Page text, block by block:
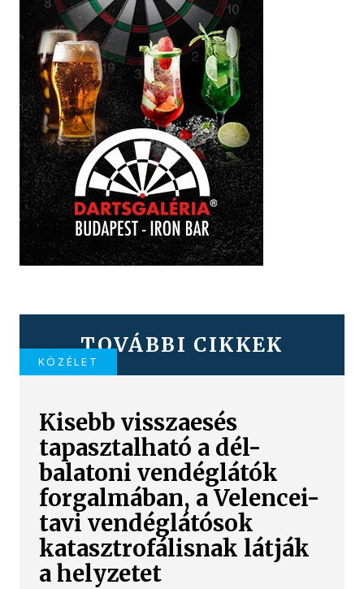
TOVÁBBI CIKKEK
KÖZÉLET
Kisebb visszaesés
tapasztalható a dél-
balatoni vendéglátók
forgalmában, a Velencei-
tavi vendéglátósok
katasztrofálisnak látják
a helyzetet